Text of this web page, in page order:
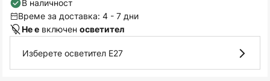
В наличност
Време за доставка: 4 - 7 дни
Не е включен осветител
Изберете осветител E27